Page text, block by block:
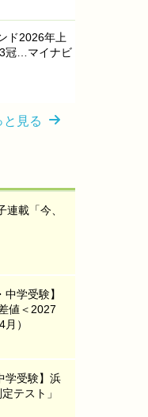
ド2026年上
冠…マイナビ
と見る
連載「今、
学受験】
値＜2027
）
学受験】浜
テスト」